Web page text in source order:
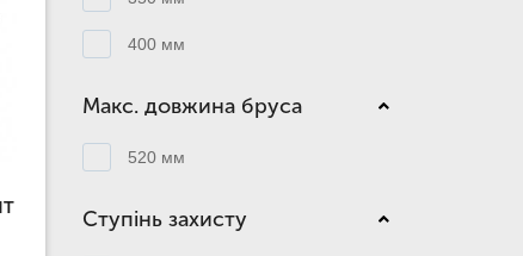
400 мм
Макс. довжина бруса
520 мм
Ступінь захисту